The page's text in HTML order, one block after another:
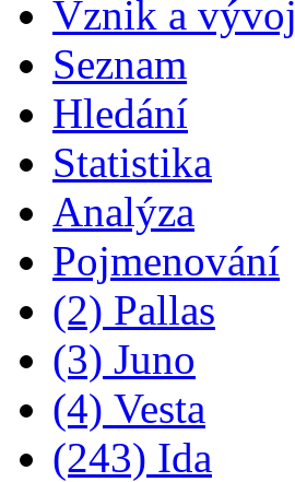
Vznik a vývoj
Seznam
Hledání
Statistika
Analýza
Pojmenování
(2) Pallas
(3) Juno
(4) Vesta
(243) Ida